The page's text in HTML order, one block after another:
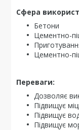
Сфера
Бетони
Цементно-
Цементно-
Переваги:
Дозволяє
Підвищує
Підвищує
Підвищує